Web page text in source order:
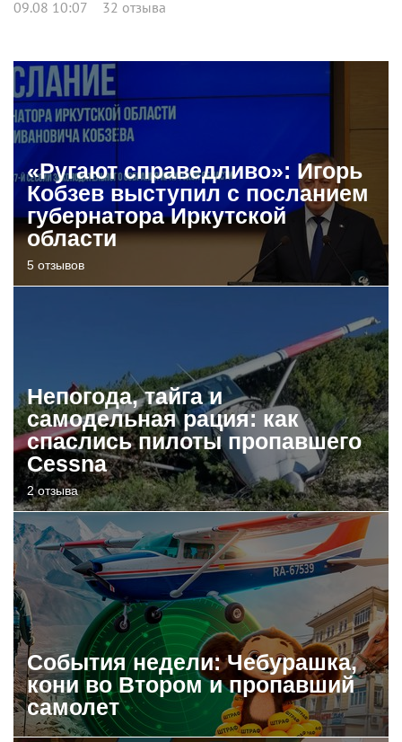
09.08 10:07 32 отзыва
«Ругают справедливо»: Игорь
Кобзев выступил с посланием
губернатора Иркутской
области
5 отзывов
Непогода, тайга и
самодельная рация: как
спаслись пилоты пропавшего
Cessna
2 отзыва
События недели: Чебурашка,
кони во Втором и пропавший
самолет